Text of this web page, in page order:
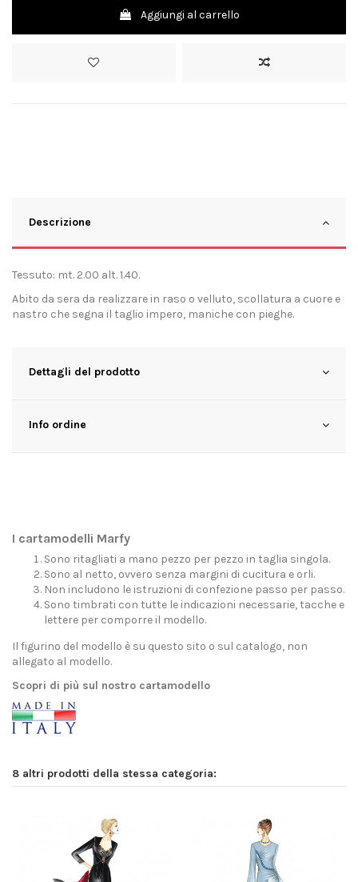
Aggiungi al carrello
Descrizione
Tessuto: mt. 2.00 alt. 1.40.
Abito da sera da realizzare in raso o velluto, scollatura a cuore e
nastro che segna il taglio impero, maniche con pieghe.
Dettagli del prodotto
Info ordine
I cartamodelli Marfy
Sono ritagliati a mano pezzo per pezzo in taglia singola.
Sono al netto, ovvero senza margini di cucitura e orli.
Non includono le istruzioni di confezione passo per passo.
Sono timbrati con tutte le indicazioni necessarie, tacche e
lettere per comporre il modello.
Il figurino del modello è su questo sito o sul catalogo, non
allegato al modello.
Scopri di più sul nostro cartamodello
8 altri prodotti della stessa categoria: